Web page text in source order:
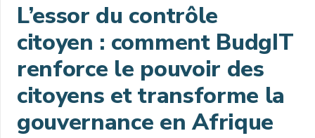
L’essor du contrôle
citoyen : comment BudgIT
renforce le pouvoir des
citoyens et transforme la
gouvernance en Afrique